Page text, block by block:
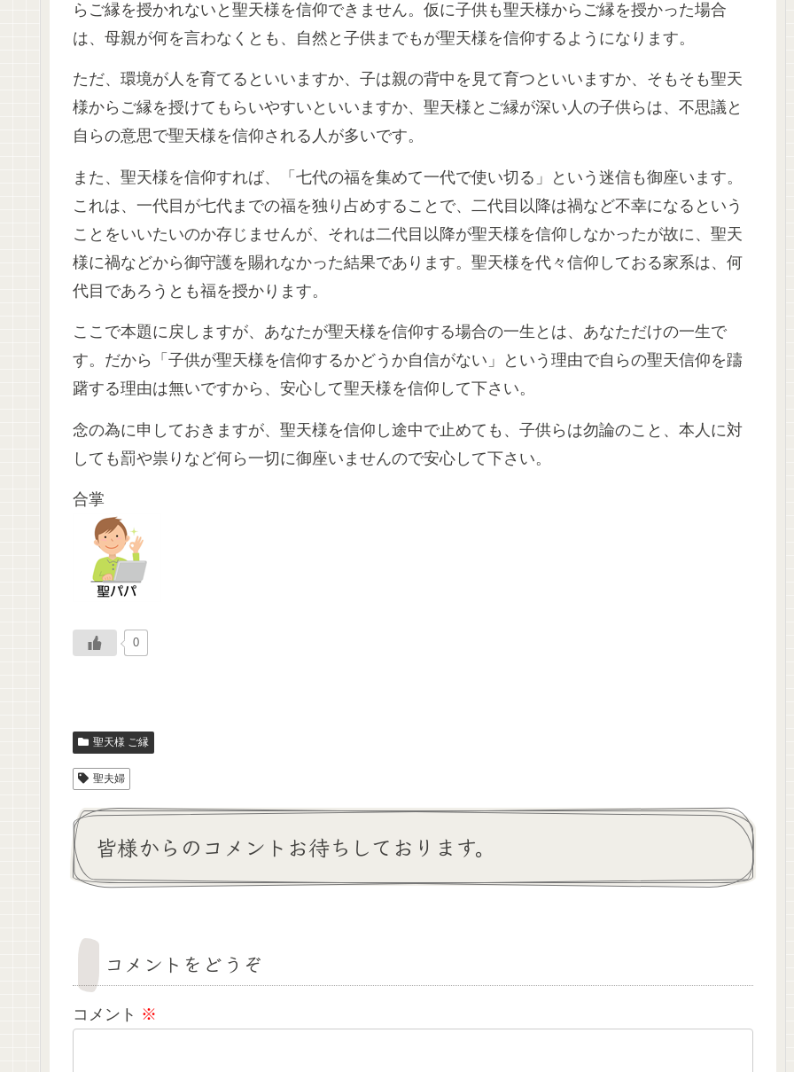
らご縁を授かれないと聖天様を信仰できません。仮に子供も聖天様からご縁を授かった場合
は、母親が何を言わなくとも、自然と子供までもが聖天様を信仰するようになります。
ただ、環境が人を育てるといいますか、子は親の背中を見て育つといいますか、そもそも聖天
様からご縁を授けてもらいやすいといいますか、聖天様とご縁が深い人の子供らは、不思議と
自らの意思で聖天様を信仰される人が多いです。
また、聖天様を信仰すれば、「七代の福を集めて一代で使い切る」という迷信も御座います。
これは、一代目が七代までの福を独り占めすることで、二代目以降は禍など不幸になるという
ことをいいたいのか存じませんが、それは二代目以降が聖天様を信仰しなかったが故に、聖天
様に禍などから御守護を賜れなかった結果であります。聖天様を代々信仰しておる家系は、何
代目であろうとも福を授かります。
ここで本題に戻しますが、あなたが聖天様を信仰する場合の一生とは、あなただけの一生で
す。だから「子供が聖天様を信仰するかどうか自信がない」という理由で自らの聖天信仰を躊
躇する理由は無いですから、安心して聖天様を信仰して下さい。
念の為に申しておきますが、聖天様を信仰し途中で止めても、子供らは勿論のこと、本人に対
しても罰や祟りなど何ら一切に御座いませんので安心して下さい。
合掌
0
聖天様 ご縁
聖夫婦
皆様からのコメントお待ちしております。
コメントをどうぞ
コメント ※